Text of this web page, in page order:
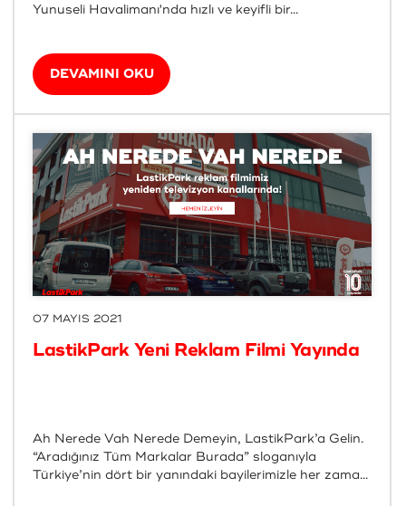
Yunuseli Havalimanı'nda hızlı ve keyifli bir...
DEVAMINI OKU
07 MAYIS 2021
LastikPark Yeni Reklam Filmi Yayında
Ah Nerede Vah Nerede Demeyin, LastikPark’a Gelin.
“Aradığınız Tüm Markalar Burada” sloganıyla
Türkiye’nin dört bir yanındaki bayilerimizle her zama...